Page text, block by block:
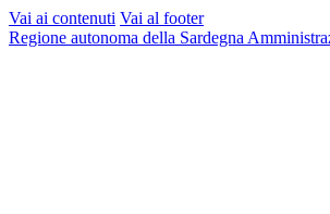
Vai ai contenuti Vai al footer
Regione autonoma della Sardegna